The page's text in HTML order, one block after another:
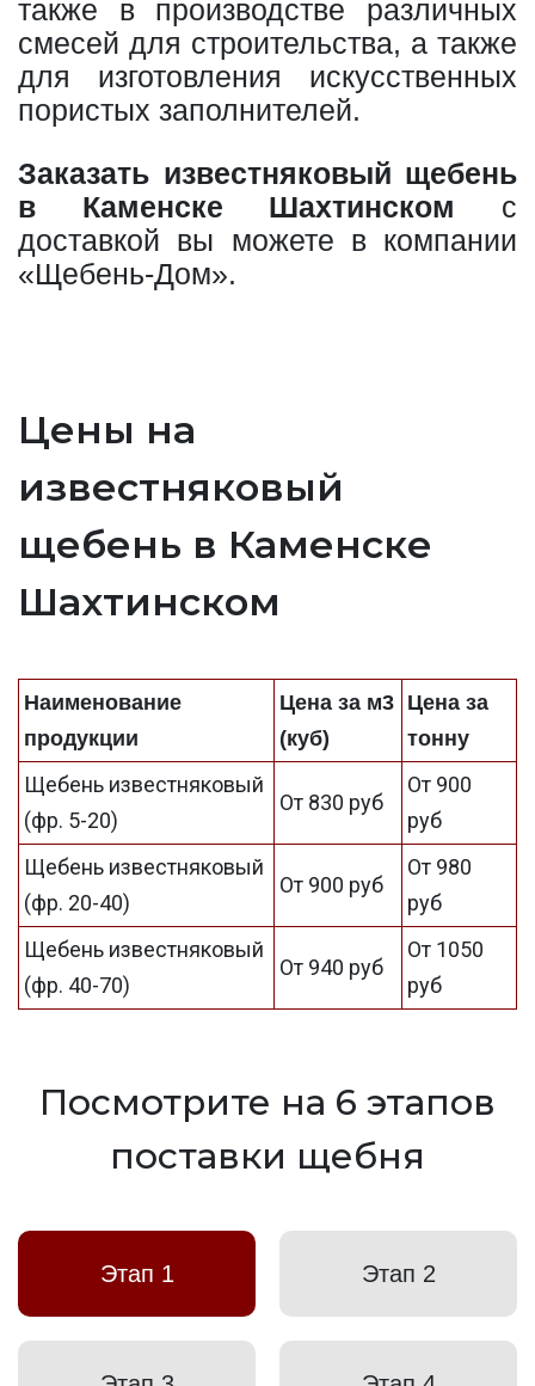
также в производстве различных
смесей для строительства, а также
для изготовления искусственных
пористых заполнителей.
Заказать известняковый щебень
в Каменске Шахтинском с
доставкой вы можете в компании
«Щебень-Дом».
Цены на
известняковый
щебень в Каменске
Шахтинском
Наименование
продукции
Цена за м3
(куб)
Цена за
тонну
Щебень известняковый
(фр. 5-20)
От 830 руб
От 900
руб
Щебень известняковый
(фр. 20-40)
От 900 руб
От 980
руб
Щебень известняковый
(фр. 40-70)
От 940 руб
От 1050
руб
Посмотрите на 6 этапов
поставки щебня
Этап 1 Этап 2